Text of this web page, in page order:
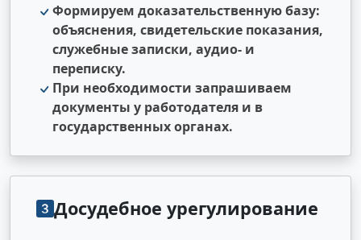
Формируем доказательственную базу:
объяснения, свидетельские показания,
служебные записки, аудио- и
переписку.
При необходимости запрашиваем
документы у работодателя и в
государственных органах.
Досудебное урегулирование